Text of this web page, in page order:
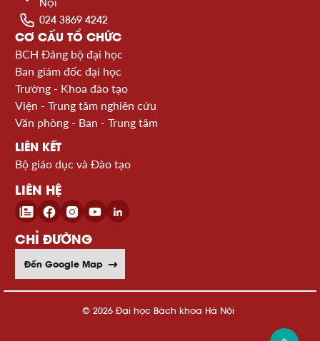
Nội
024 3869 4242
CƠ CẤU TỔ CHỨC
BCH Đảng bộ đại học
Ban giám đốc đại học
Trường - Khoa đào tạo
Viện - Trung tâm nghiên cứu
Văn phòng - Ban - Trung tâm
LIÊN KẾT
Bộ giáo dục và Đào tạo
LIÊN HỆ
CHỈ ĐƯỜNG
Đến Google Map
© 2026 Đại học Bách khoa Hà Nội